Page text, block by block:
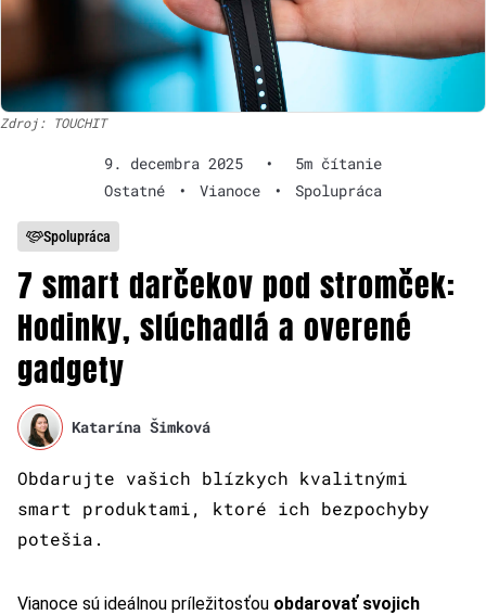
Zdroj: TOUCHIT
9. decembra 2025 •
5m čítanie
Ostatné
• Vianoce • Spolupráca
Spolupráca
7 smart darčekov pod stromček:
Hodinky, slúchadlá a overené
gadgety
Katarína Šimková
Obdarujte vašich blízkych kvalitnými
smart produktami, ktoré ich bezpochyby
potešia.
Vianoce sú ideálnou príležitosťou obdarovať svojich